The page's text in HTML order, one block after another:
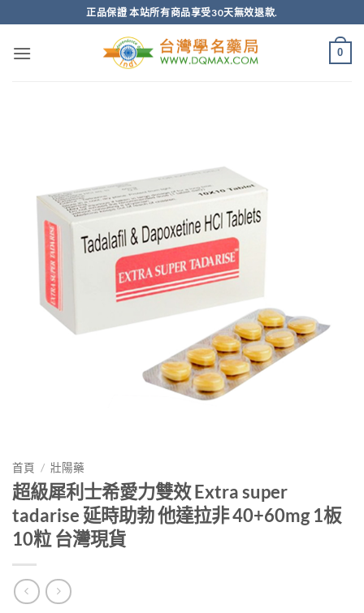
轉
正品保證 本站所有商品享受30天無效退款.
0
首頁 / 壯陽藥
超級犀利士希愛力雙效 Extra super
tadarise 延時助勃 他達拉非 40+60mg 1板
10粒 台灣現貨